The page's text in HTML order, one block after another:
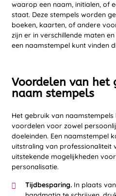
waarop een naam, initialen, of
staat. Deze stempels worden
boeken, kaarten, of andere
zijn er in verschillende maten
een naamstempel kunt vinden
Voordelen van het
naam stempels
Het gebruik van
voordelen voor zowel
doeleinden. Een naamstempel
uitstraling van professionaliteit
uitstekende mogelijkheden
personalisatie.
Tijdbesparing. In plaats